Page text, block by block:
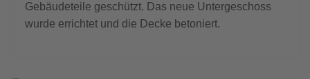
Gebäudeteile geschützt. Das neue Untergeschoss
wurde errichtet und die Decke betoniert.